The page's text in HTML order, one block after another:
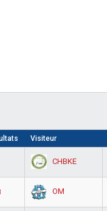
Visiteur
CHBKE
OM